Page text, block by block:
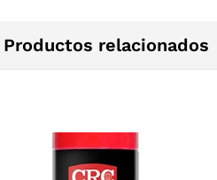
Productos relacionados